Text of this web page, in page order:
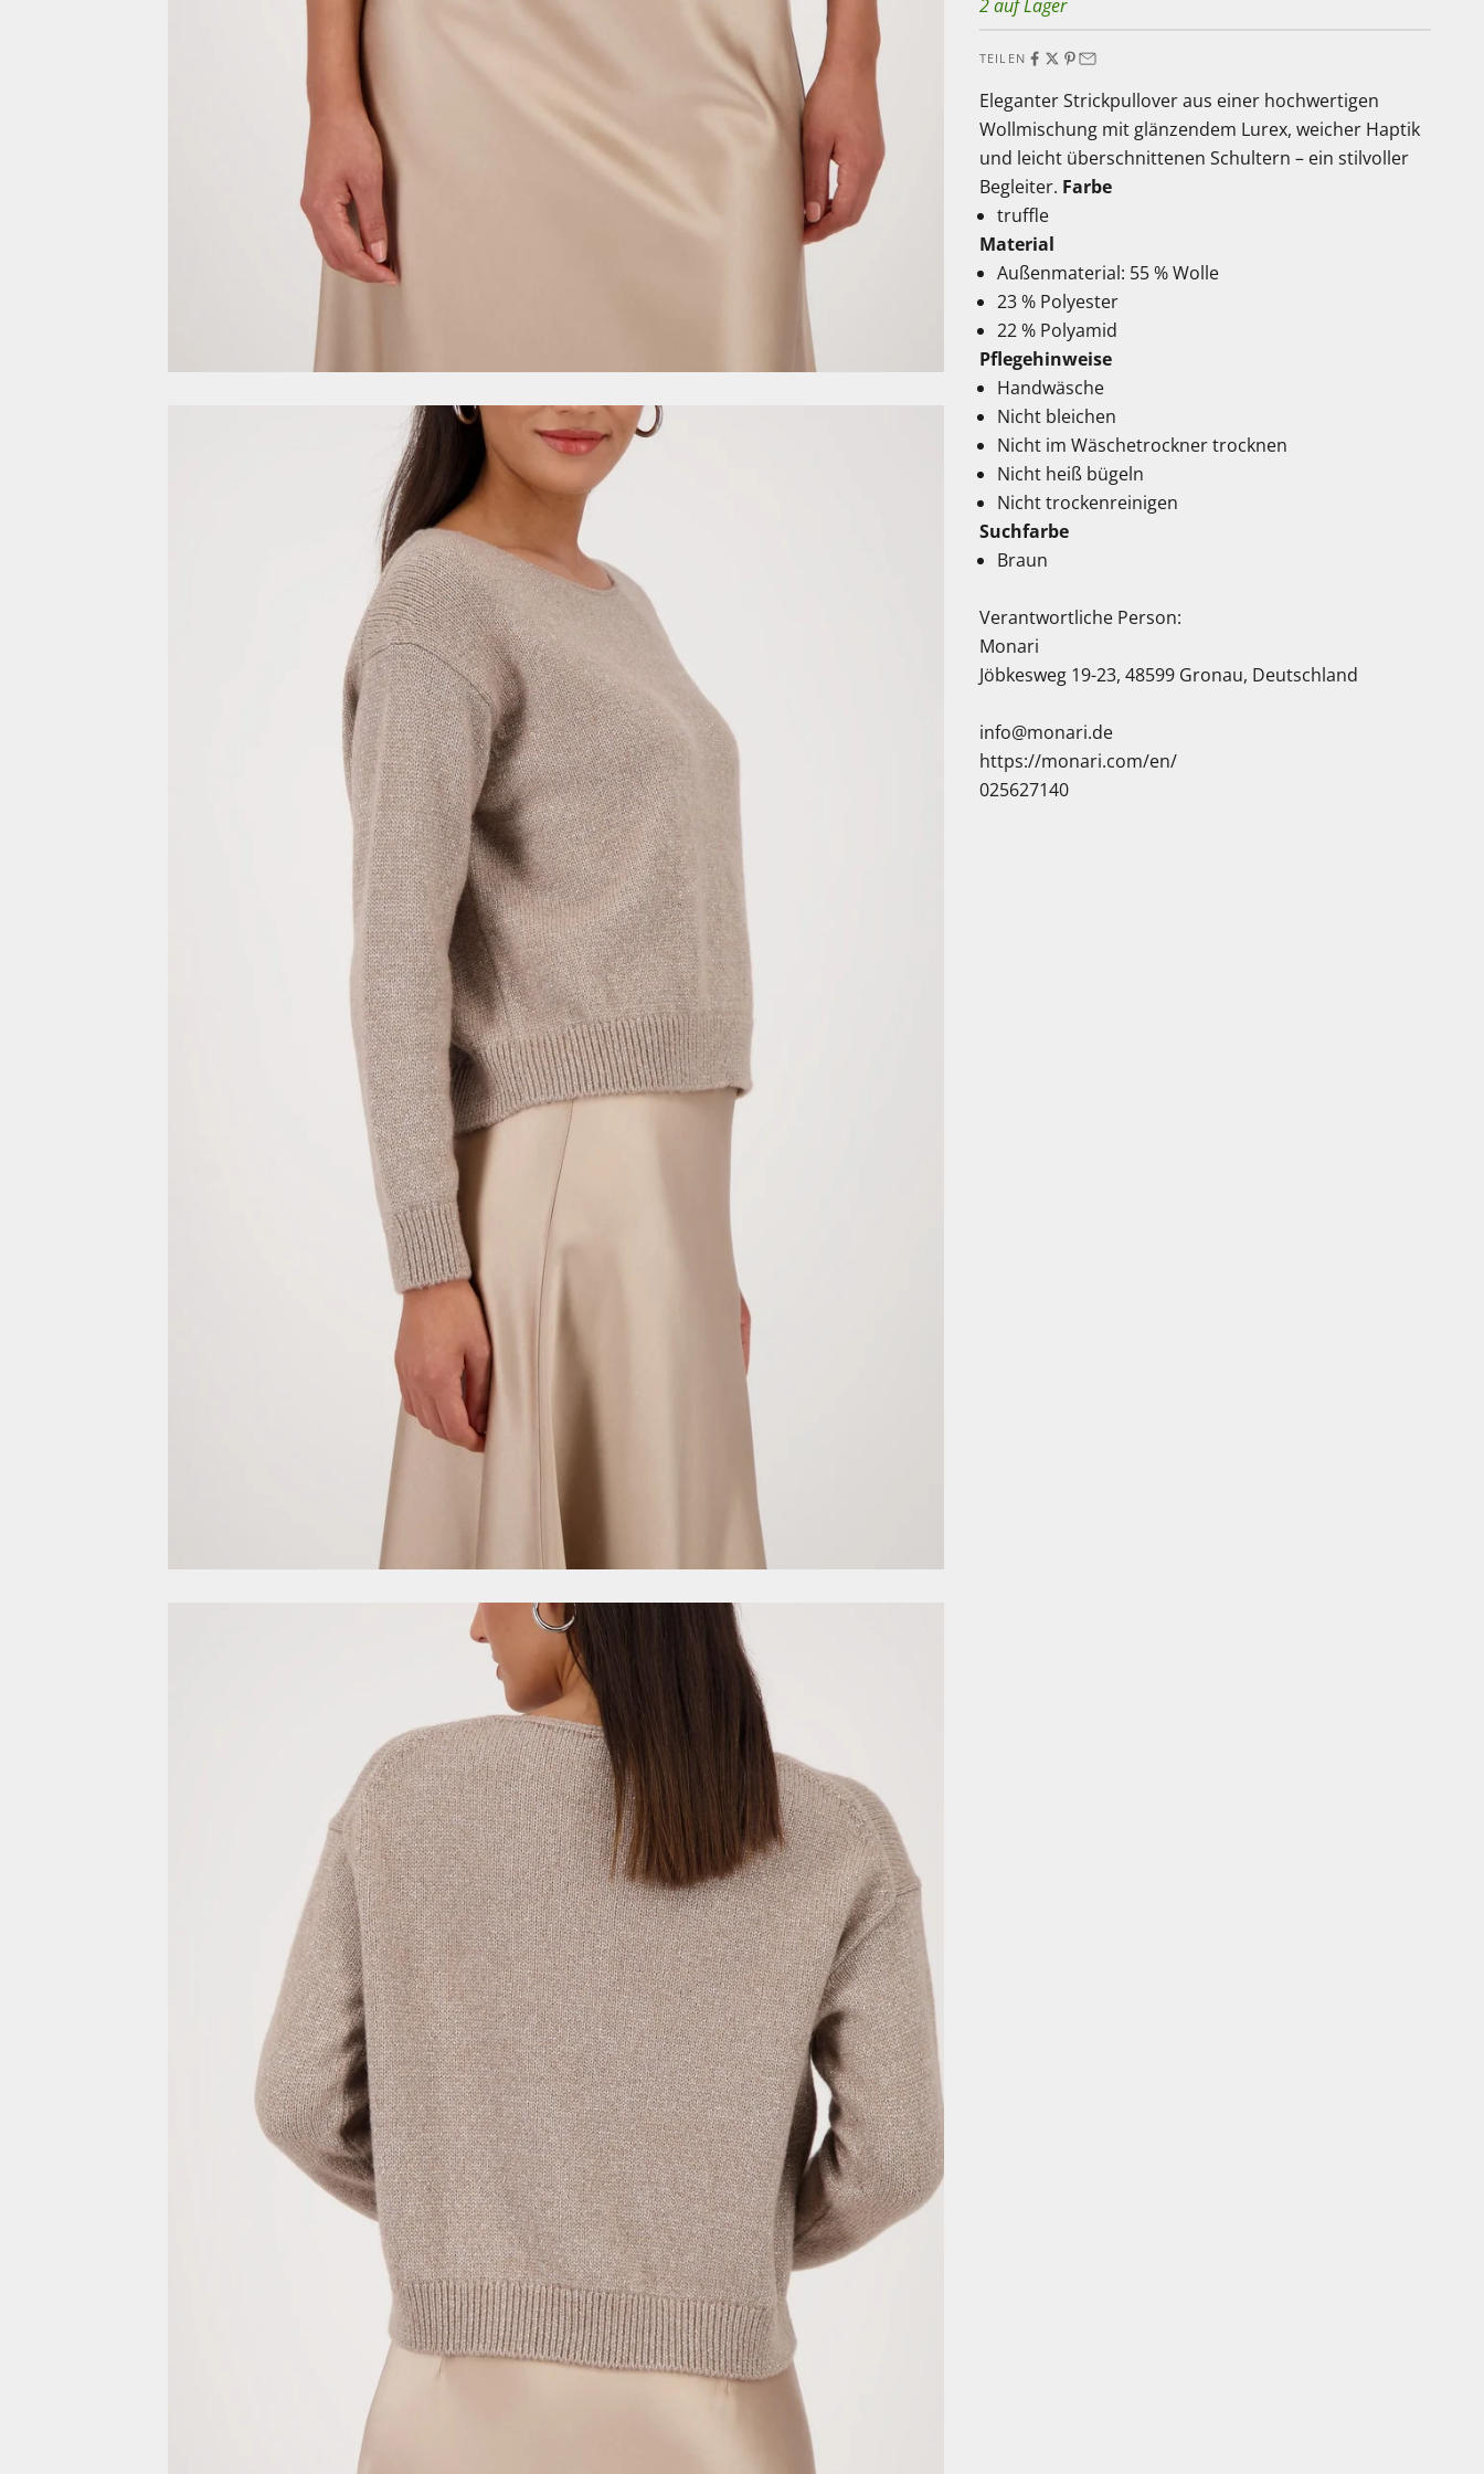
2 auf Lager
TEILEN
Eleganter Strickpullover aus einer hochwertigen
Wollmischung mit glänzendem Lurex, weicher Haptik
und leicht überschnittenen Schultern – ein stilvoller
Begleiter. Farbe
truffle
Material
Außenmaterial: 55 % Wolle
23 % Polyester
22 % Polyamid
Pflegehinweise
Handwäsche
Nicht bleichen
Nicht im Wäschetrockner trocknen
Nicht heiß bügeln
Nicht trockenreinigen
Suchfarbe
Braun
Verantwortliche Person:
Monari
Jöbkesweg 19-23, 48599 Gronau, Deutschland
info@monari.de
https://monari.com/en/
025627140